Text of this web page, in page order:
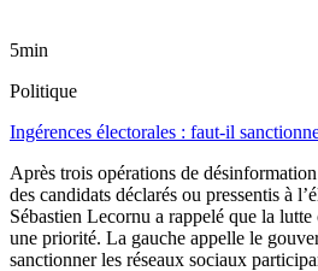
5min
Politique
Ingérences électorales : faut-il
Après trois opérations de
des candidats déclarés ou pressentis à
Sébastien Lecornu a rappelé que la
une priorité. La gauche appelle le
sanctionner les réseaux sociaux